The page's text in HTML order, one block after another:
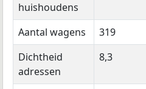
huishoudens
Aantal wagens
319
Dichtheid
adressen
8,3